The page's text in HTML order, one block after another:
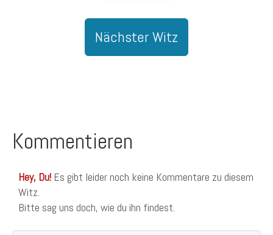
Nächster Witz
Kommentieren
Hey, Du! Es gibt leider noch keine Kommentare zu diesem
Witz.
Bitte sag uns doch, wie du ihn findest.